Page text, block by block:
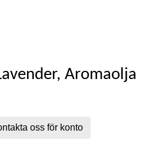
Aromaolja
oss för konto